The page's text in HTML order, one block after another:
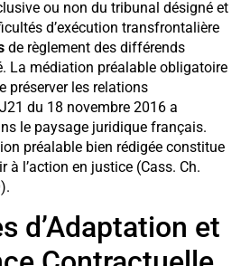
ou non du tribunal désigné et
d’exécution transfrontalière
de règlement des différends
La médiation préalable obligatoire
préserver les relations
du 18 novembre 2016 a
le paysage juridique français.
préalable bien rédigée constitue
à l’action en justice (Cass. Ch.
d’Adaptation et